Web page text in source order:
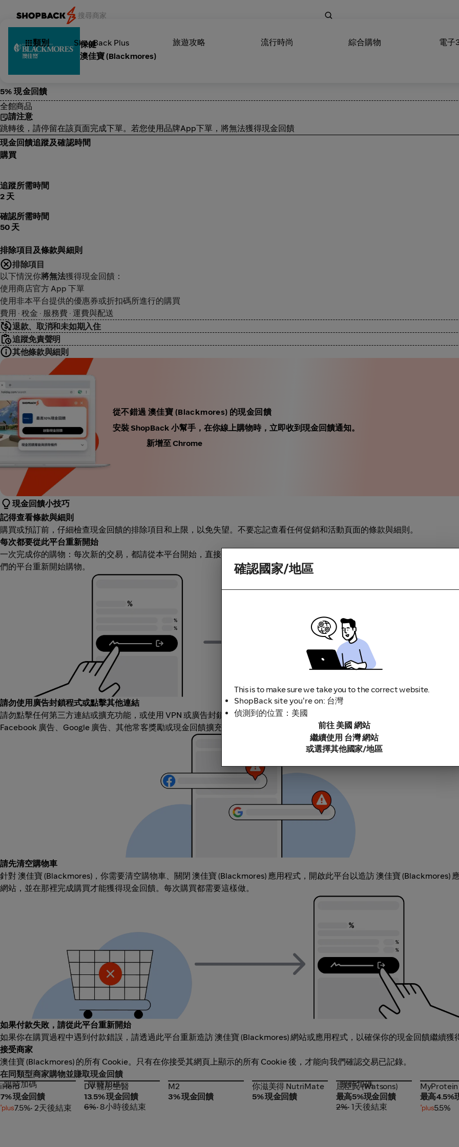
類別 ShopBack Plus 旅遊攻略 流行時尚 綜合購物 電子
保健
澳佳寶 (Blackmores)
5% 現金回饋
全館商品
請注意
跳轉後，請停留在該頁面完成下單。若您使用品牌App下單，將無法獲得現金回饋
現金回饋追蹤及確認時間
購買
追蹤所需時間
2 天
確認所需時間
50 天
排除項目及條款與細則
排除項目
以下情況你將無法獲得現金回饋：
使用商店官方 App 下單
使用非本平台提供的優惠券或折扣碼所進行的購買
費用 · 稅金 · 服務費 · 運費與配送
退款、取消和未如期入住
追蹤免責聲明
其他條款與細則
從不錯過 澳佳寶 (Blackmores) 的現金回饋
安裝 ShopBack 小幫手，在你線上購物時，立即收到現金回饋通知。
新增至 Chrome
現金回饋小技巧
記得查看條款與細則
購買或預訂前，仔細檢查現金回饋的排除項目和上限，以免失望。不要忘記查看任何促銷和活動頁面的條款與細則。
每次都要從此平台重新開始
一次完成你的購物：每次新的交易，都請從本平台開始，直接造訪商家。如果你造訪商家時因為應用程式更新或下載畫面而中
們的平台重新開始購物。
請勿使用廣告封鎖程式或點擊其他連結
請勿點擊任何第三方連結或擴充功能，或使用 VPN 或廣告封鎖軟體，因為這些可能導致無法追蹤你的現金回饋。部分範例包括
Facebook 廣告、Google 廣告、其他常客獎勵或現金回饋擴充功能連結。
請先清空購物車
針對 澳佳寶 (Blackmores)，你需要清空購物車、關閉 澳佳寶 (Blackmores) 應用程式，開啟此平台以造訪 澳佳寶 (Blackmores)
網站，並在那裡完成購買才能獲得現金回饋。每次購買都需要這樣做。
如果付款失敗，請從此平台重新開始
如果你在購買過程中遇到付款錯誤，請透過此平台重新造訪 澳佳寶 (Blackmores) 網站或應用程式，以確保你的現金回饋繼續獲
接受商家
澳佳寶 (Blackmores) 的所有 Cookie。只有在你接受其網頁上顯示的所有 Cookie 後，才能向我們確認交易已記錄。
在同類型商家購物並賺取現金回饋
iHerb
限時加碼
iHerb
7% 現金回饋
7.5%• 2天後結束
DV 麗彤生醫
限時加碼
DV 麗彤生醫
13.5% 現金回饋
6%• 8小時後結束
M2
M2
3% 現金回饋
你滋美得 NutriMate
你滋美得 NutriMate
5% 現金回饋
屈臣氏 (Watsons)
限時加碼
屈臣氏 (Watsons)
最高5%現金回饋
2%• 1天後結束
MyProtein
MyProtein
最高4.5%
5.5%
確認國家/地區
This is to make sure we take you to the correct website.
ShopBack site you're on: 台灣
偵測到的位置：美國
前往 美國 網站
繼續使用 台灣 網站
或選擇其他國家/地區